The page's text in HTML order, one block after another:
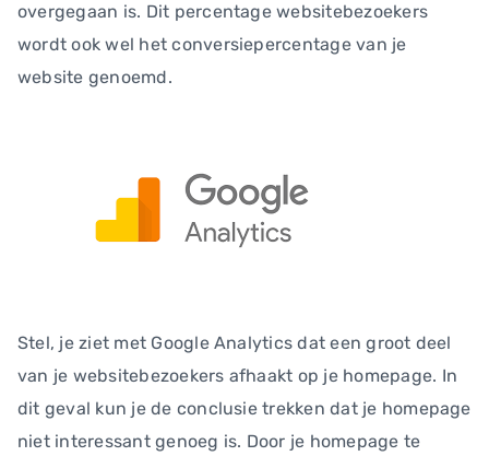
overgegaan is. Dit percentage websitebezoekers
wordt ook wel het conversiepercentage van je
website genoemd.
Stel, je ziet met Google Analytics dat een groot deel
van je websitebezoekers afhaakt op je homepage. In
dit geval kun je de conclusie trekken dat je homepage
niet interessant genoeg is. Door je homepage te